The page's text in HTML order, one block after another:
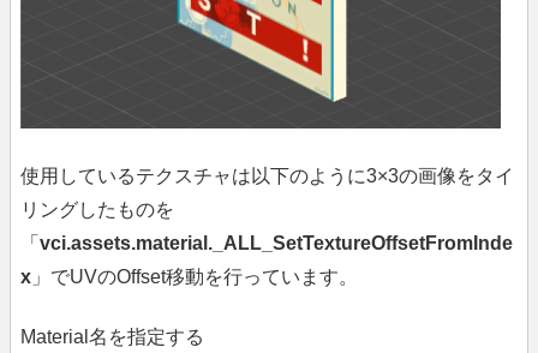
使用しているテクスチャは以下のように3×3の画像をタイ
リングしたものを
「 vci.assets.material._ALL_SetTextureOffsetFromInde
x 」でUVのOffset移動を行っています。
Material名を指定する